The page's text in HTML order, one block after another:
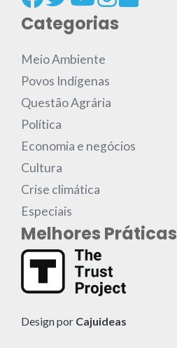
Categorias
Meio Ambiente
Povos Indígenas
Questão Agrária
Política
Economia e negócios
Cultura
Crise climática
Especiais
Melhores Práticas
Design por Cajuideas